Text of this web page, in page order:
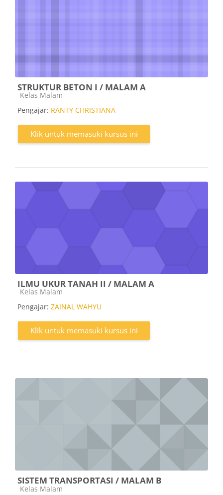
STRUKTUR BETON I / MALAM A
Kategori kursus
Kelas Malam
Pengajar: RANTY CHRISTIANA
Klik untuk memasuki kursus ini
ILMU UKUR TANAH II / MALAM A
Kategori kursus
Kelas Malam
Pengajar: ZAINAL WAHYU
Klik untuk memasuki kursus ini
SISTEM TRANSPORTASI / MALAM B
Kategori kursus
Kelas Malam